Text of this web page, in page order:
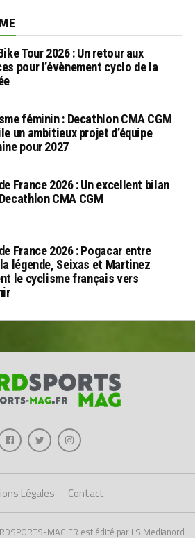
Tour 2026 : Un retour aux
pour l’évènement cyclo de la
féminin : Decathlon CMA CGM
un ambitieux projet d’équipe
pour 2027
France 2026 : Un excellent bilan
CMA CGM
France 2026 : Pogacar entre
légende, Seixas et Martinez
le cyclisme français vers
Légales Contact
MAG.FR est édité par LS Medianord